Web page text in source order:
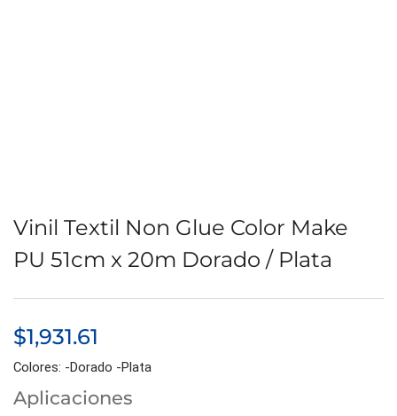
Vinil Textil Non Glue Color Make
PU 51cm x 20m Dorado / Plata
$1,931.61
Colores: -Dorado -Plata
Aplicaciones